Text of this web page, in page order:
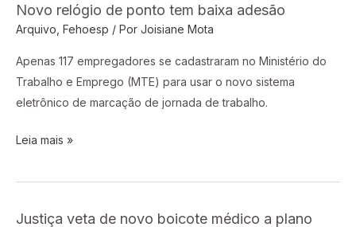
Novo relógio de ponto tem baixa adesão
Arquivo Fehoesp / Por Joisiane Mota
Apenas 117 empregadores se cadastraram no Ministério do
Trabalho e Emprego (MTE) para usar o novo sistema
eletrônico de marcação de jornada de trabalho.
Novo
relógio
adesão
Leia mais »
Justiça veta de novo boicote médico a plano
Justiça